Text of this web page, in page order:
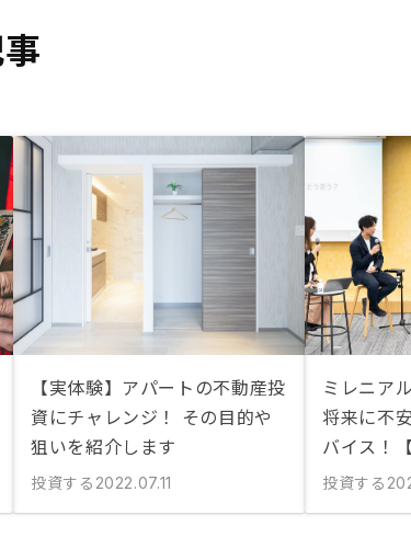
【実体験】アパートの不動産投
資にチャレンジ！ その目的や
狙いを紹介します
投資する 2022.07.11
ミレニア
将来に不
バイス！
投資する